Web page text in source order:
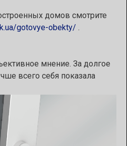
домов смотрите
gotovye-obekty/ .
мнение. За долгое
всего себя показала